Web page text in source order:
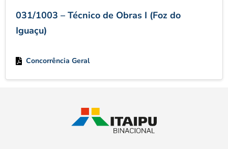
031/1003 – Técnico de Obras I (Foz do
Iguaçu)
Concorrência Geral